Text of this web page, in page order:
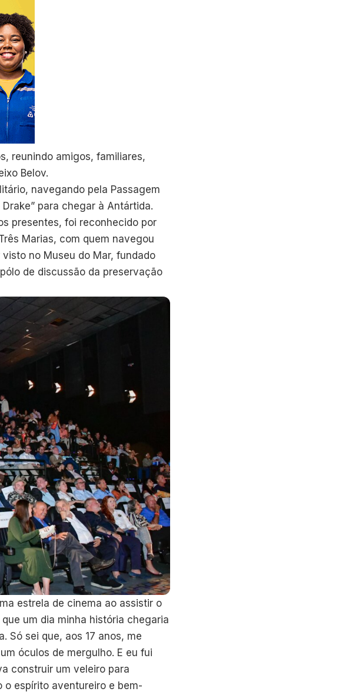
reunindo amigos, familiares,
Belov.
navegando pela Passagem
para chegar à Antártida.
presentes, foi reconhecido por
Marias, com quem navegou
no Museu do Mar, fundado
de discussão da preservação
estrela de cinema ao assistir o
um dia minha história chegaria
Só sei que, aos 17 anos, me
óculos de mergulho. E eu fui
construir um veleiro para
o espírito aventureiro e bem-